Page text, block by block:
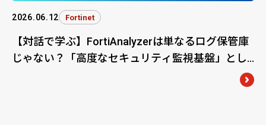
2026.06.12 Fortinet
【対話で学ぶ】FortiAnalyzerは単なるログ保管庫
じゃない？「高度なセキュリティ監視基盤」とし